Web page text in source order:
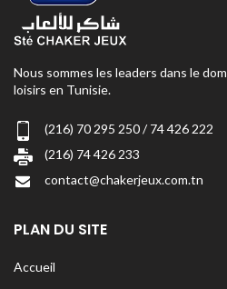
Nous sommes les leaders dans le
loisirs en Tunisie.
(216) 70 295 250 / 74 426 222
(216) 74 426 233
contact@chakerjeux.com.tn
PLAN DU SITE
Accueil